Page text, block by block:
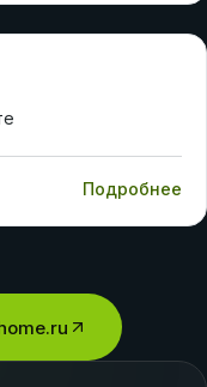
Подробнее